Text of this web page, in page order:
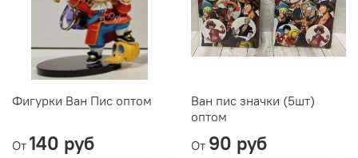
Фигурки Ван Пис оптом
От 140 руб
Ван пис значки (5шт)
оптом
От 90 руб